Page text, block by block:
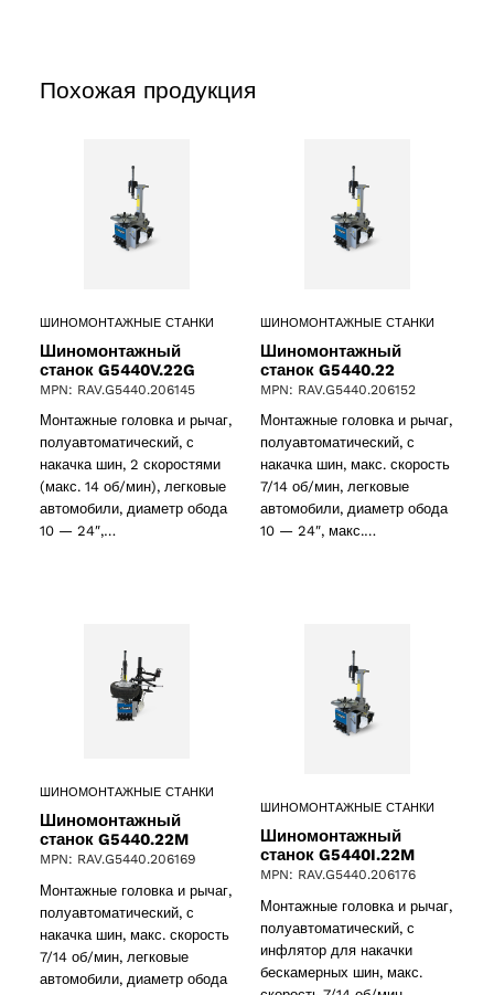
Похожая продукция
ШИНОМОНТАЖНЫЕ СТАНКИ
Шиномонтажный
станок G5440V.22G
MPN: RAV.G5440.206145
Монтажные головка и рычаг,
полуавтоматический, с
накачка шин, 2 скоростями
(макс. 14 об/мин), легковые
автомобили, диаметр обода
10 — 24″,…
ШИНОМОНТАЖНЫЕ СТАНКИ
Шиномонтажный
станок G5440.22
MPN: RAV.G5440.206152
Монтажные головка и рычаг,
полуавтоматический, с
накачка шин, макс. скорость
7/14 об/мин, легковые
автомобили, диаметр обода
10 — 24″, макс.…
ШИНОМОНТАЖНЫЕ СТАНКИ
Шиномонтажный
станок G5440.22M
MPN: RAV.G5440.206169
Монтажные головка и рычаг,
полуавтоматический, с
накачка шин, макс. скорость
7/14 об/мин, легковые
автомобили, диаметр обода
ШИНОМОНТАЖНЫЕ СТАНКИ
Шиномонтажный
станок G5440I.22M
MPN: RAV.G5440.206176
Монтажные головка и рычаг,
полуавтоматический, с
инфлятор для накачки
бескамерных шин, макс.